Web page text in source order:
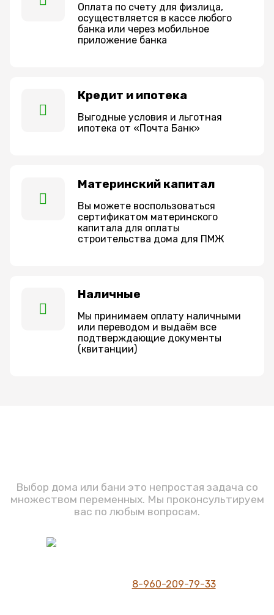
Оплата по счету для физлица,
осуществляется в кассе любого
банка или через мобильное
приложение банка
Кредит и ипотека
Выгодные условия и льготная
ипотека от «Почта Банк»
Материнский капитал
Вы можете воспользоваться
сертификатом материнского
капитала для оплаты
строительства дома для ПМЖ
Наличные
Мы принимаем оплату наличными
или переводом и выдаём все
подтверждающие документы
(квитанции)
Выбор дома или бани это непростая задача со
множеством переменных. Мы проконсультируем
вас по любым вопросам.
8-960-209-79-33